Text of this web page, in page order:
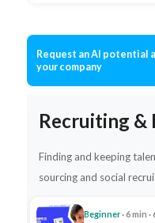
Request an AI potential
your company
Recruiting &
Finding and keeping
sourcing and social
Beginner· 6 min